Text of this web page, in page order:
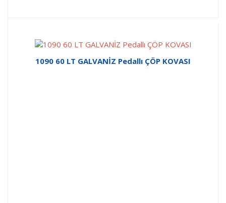
1090 60 LT GALVANİZ Pedallı ÇÖP KOVASI